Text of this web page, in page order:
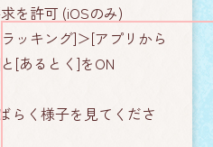
を許可 (iOSのみ)
ッキング]＞[アプリから
[あるとく]をON
らく様子を見てくださ